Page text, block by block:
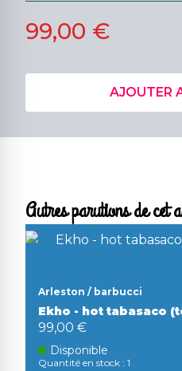
99,00 €
AJOUTER
Autres parutions de cet
Arleston / barbucci
Ekho - hot tabasaco
99,00 €
Disponible
Quantité en stock : 1